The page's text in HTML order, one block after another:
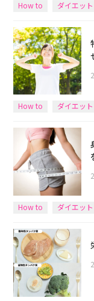
How to ダイエット
How to ダイエット
How to ダイエット